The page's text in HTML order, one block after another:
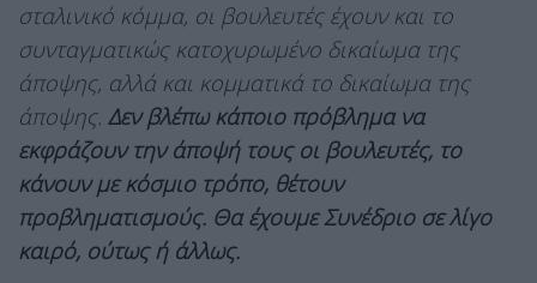
σταλινικό κόμμα, οι βουλευτές έχουν και το
συνταγματικώς κατοχυρωμένο δικαίωμα της
άποψης, αλλά και κομματικά το δικαίωμα της
άποψης. Δεν βλέπω κάποιο πρόβλημα να
εκφράζουν την άποψή τους οι βουλευτές, το
κάνουν με κόσμιο τρόπο, θέτουν
προβληματισμούς. Θα έχουμε Συνέδριο σε λίγο
καιρό, ούτως ή άλλως.